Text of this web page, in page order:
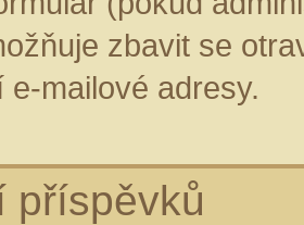
zbavit se
mailové adresy.
příspěvků